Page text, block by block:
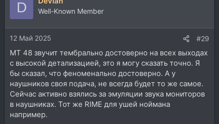
и
и
:
D Well-Known Member
12 Май 2025 #29
MT 48 звучит тембрально достоверно на всех выходах
с высокой детализацией, это я могу сказать точно. Я
бы сказал, что феноменально достоверно. А у
наушников своя подача, не всегда будет то же самое.
Cейчас активно взялись за эмуляции звука мониторов
в наушниках. Тот же RIME для ушей ноймана
например.